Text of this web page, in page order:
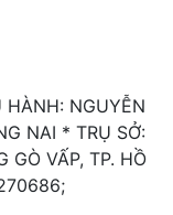
HÀNH: NGUYỄN
NAI * TRỤ SỞ:
GÒ VẤP, TP. HỒ